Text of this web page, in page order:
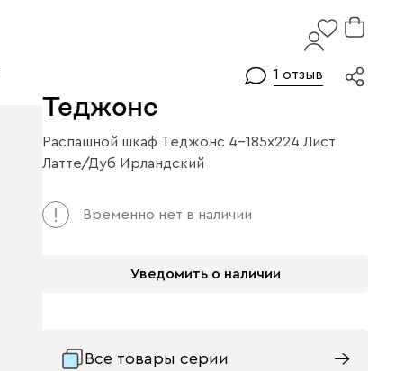
1 отзыв
Теджонс
Распашной шкаф Теджонс 4-185x224 Лист ​
Латте/Дуб Ирландский
Временно нет в наличии
Уведомить о наличии
Все товары серии